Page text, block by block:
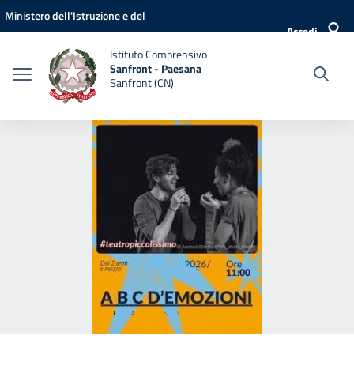
Vai ai contenuti
Vai al menu di navigazione
Vai al footer
Ministero dell'Istruzione e del
Accedi
Istituto Comprensivo
Sanfront - Paesana
Sanfront (CN)